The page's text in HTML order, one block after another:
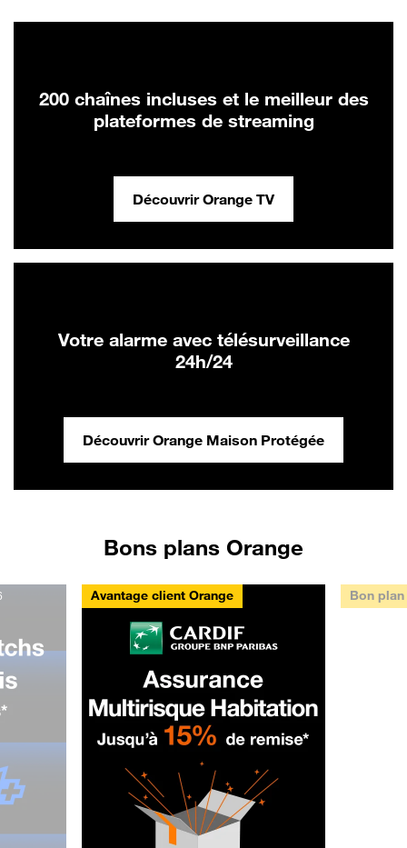
200 chaînes incluses et le meilleur des
plateformes de streaming
Découvrir Orange TV
Votre alarme avec télésurveillance
24h/24
Découvrir Orange Maison Protégée
Bons plans Orange
Avantage client Orange Bon plan